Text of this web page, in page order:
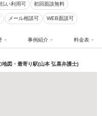
い利用可 初回面談無料
メール相談可 WEB面談可
事例紹介 料金表
図・最寄り駅(山本 弘喜弁護士)